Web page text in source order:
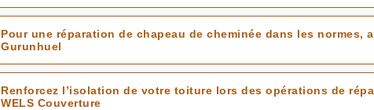
Pour une réparation de chapeau de cheminée dans les normes,
Gurunhuel
Renforcez l’isolation de votre toiture lors des opérations de
WELS Couverture